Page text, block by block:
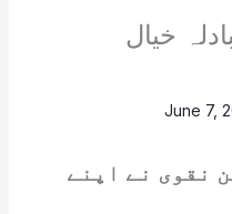
خیال
June 7,
نقوی نے اپنے